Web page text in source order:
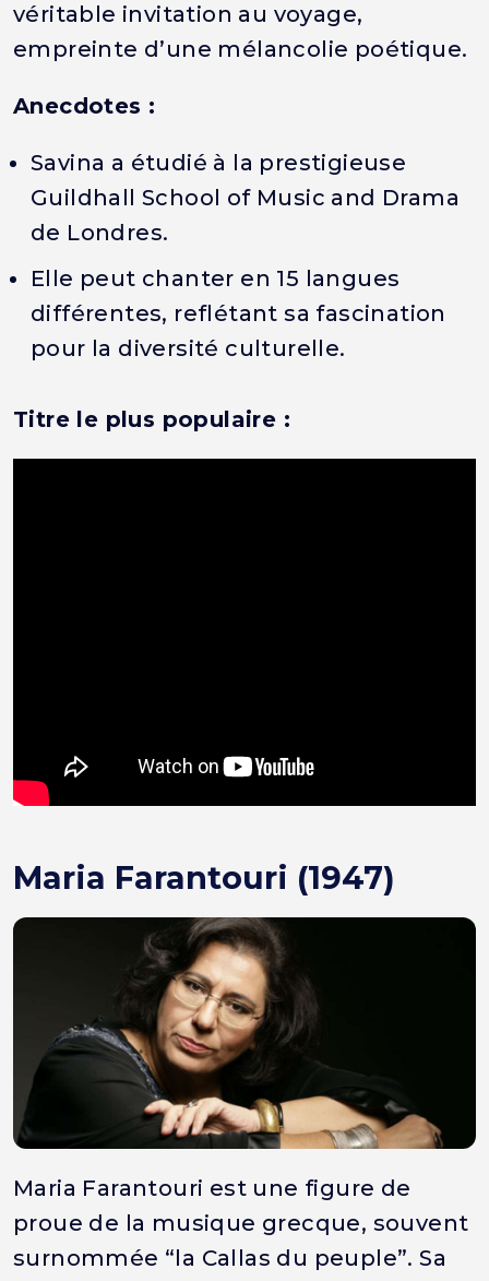
véritable invitation au voyage,
empreinte d’une mélancolie poétique.
Anecdotes :
Savina a étudié à la prestigieuse
Guildhall School of Music and Drama
de Londres.
Elle peut chanter en 15 langues
différentes, reflétant sa fascination
pour la diversité culturelle.
Titre le plus populaire :
Maria Farantouri (1947)
Maria Farantouri est une figure de
proue de la musique grecque, souvent
surnommée “la Callas du peuple”. Sa